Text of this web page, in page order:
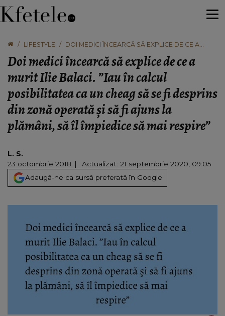
LIFESTYLE
DOI MEDICI ÎNCEARCĂ SĂ EXPLICE DE CE A
POSIBILITATEA CA UN CHEAG SĂ SE FI DESPRINS
DIN ZONĂ OPERATĂ ŞI SĂ FI AJUNS LA PLĂMÂNI,
SĂ ÎL ÎMPIEDICE SĂ MAI RESPIRE”
Doi medici încearcă să explice de ce a
murit Ilie Balaci. ”Iau în calcul
posibilitatea ca un cheag să se fi desprins
din zonă operată şi să fi ajuns la
plămâni, să îl împiedice să mai respire”
L. S.
23 octombrie 2018
Actualizat: 21 septembrie 2020, 09:05
Adaugă-ne ca sursă preferată în Google